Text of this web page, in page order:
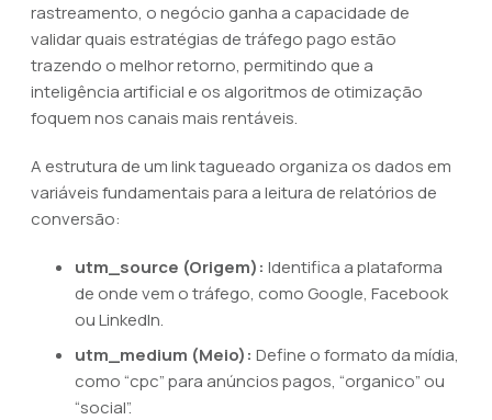
rastreamento, o negócio ganha a capacidade de
validar quais estratégias de tráfego pago estão
trazendo o melhor retorno, permitindo que a
inteligência artificial e os algoritmos de otimização
foquem nos canais mais rentáveis.
A estrutura de um link tagueado organiza os dados em
variáveis fundamentais para a leitura de relatórios de
conversão:
utm_source (Origem): Identifica a plataforma
de onde vem o tráfego, como Google, Facebook
ou LinkedIn.
utm_medium (Meio): Define o formato da mídia,
como “cpc” para anúncios pagos, “organico” ou
“social”.